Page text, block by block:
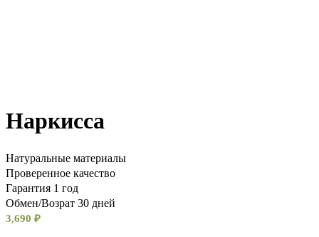
Наркисса
Натуральные материалы
Проверенное качество
Гарантия 1 год
Обмен/Возрат 30 дней
3,690 ₽